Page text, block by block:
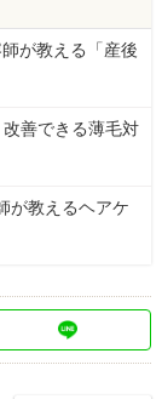
が教える「産後
善できる薄毛対
が教えるヘアケ